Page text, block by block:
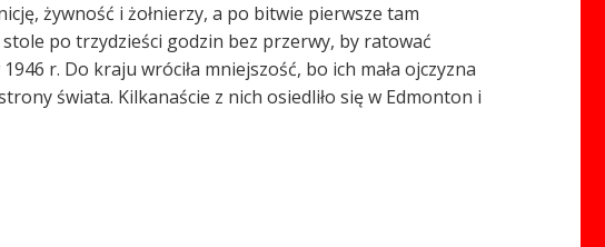
żywność i żołnierzy, a po bitwie pierwsze tam
po trzydzieści godzin bez przerwy, by ratować
r. Do kraju wróciła mniejszość, bo ich mała ojczyzna
świata. Kilkanaście z nich osiedliło się w Edmonton i